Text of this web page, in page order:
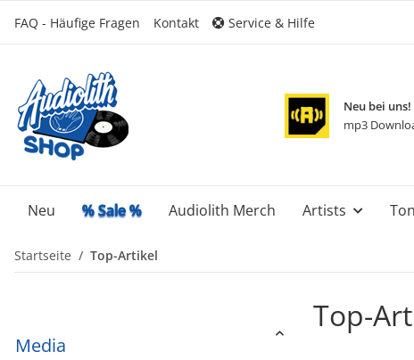
FAQ - Häufige Fragen Kontakt Service & Hilfe
Neu bei uns!
mp3
Neu % Sale % Audiolith Merch Artists
Startseite Top-Artikel
Top-
Media